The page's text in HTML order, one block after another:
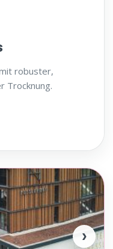
robuster,
Trocknung.
›